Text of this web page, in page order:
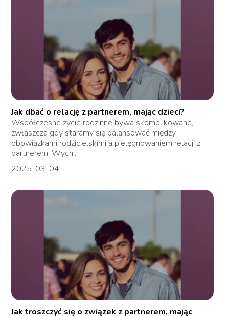
Jak dbać o relację z partnerem, mając dzieci?
Współczesne życie rodzinne bywa skomplikowane,
zwłaszcza gdy staramy się balansować między
obowiązkami rodzicielskimi a pielęgnowaniem relacji z
partnerem. Wych...
2025-03-04
Jak troszczyć się o związek z partnerem, mając